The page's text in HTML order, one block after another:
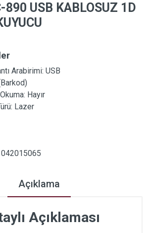
890 USB KABLOSUZ 1D
Arabirimi: USB
Hayır
Lazer
Açıklama
Açıklaması